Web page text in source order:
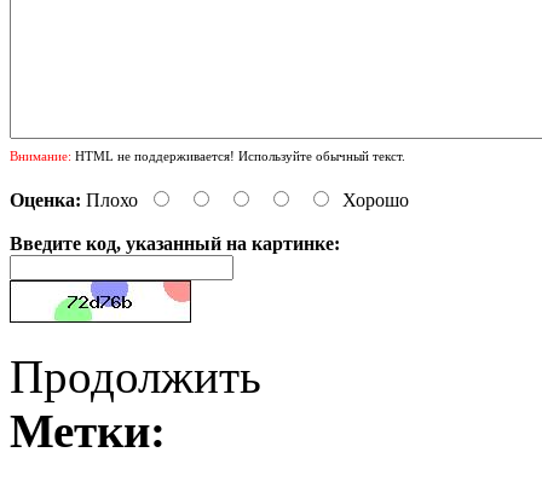
Внимание: HTML не поддерживается! Используйте обычный текст.
Оценка: Плохо Хорошо
Введите код, указанный на картинке:
Продолжить
Метки: